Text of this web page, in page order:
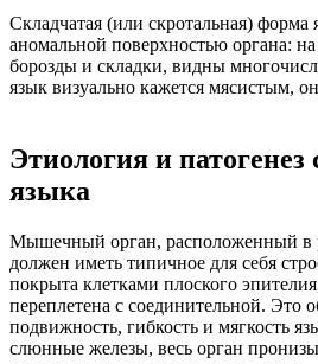
Складчатая (или скротальная) форма
аномальной поверхностью органа:
борозды и складки, видны
язык визуально кажется мясистым,
Этиология и патогенез
языка
Мышечный орган, расположенный в
должен иметь типичное для себя
покрыта клетками плоского
переплетена с соединительной. Это
подвижность, гибкость и мягкость
слюнные железы, весь орган